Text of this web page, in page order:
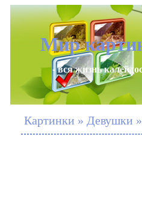
Мир
- вся жизнь
Картинки » Девушки